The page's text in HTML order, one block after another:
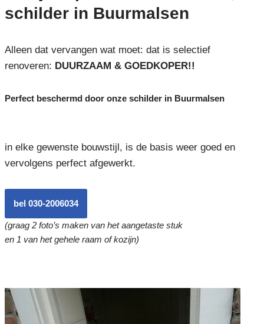
schilder in Buurmalsen
Alleen dat vervangen wat moet: dat is selectief
renoveren: DUURZAAM & GOEDKOPER!!
Perfect beschermd door onze schilder in Buurmalsen
in elke gewenste bouwstijl, is de basis weer goed en
vervolgens perfect afgewerkt.
bel 030-2006034
(graag 2 foto’s maken van het aangetaste stuk
en 1 van het gehele raam of kozijn)